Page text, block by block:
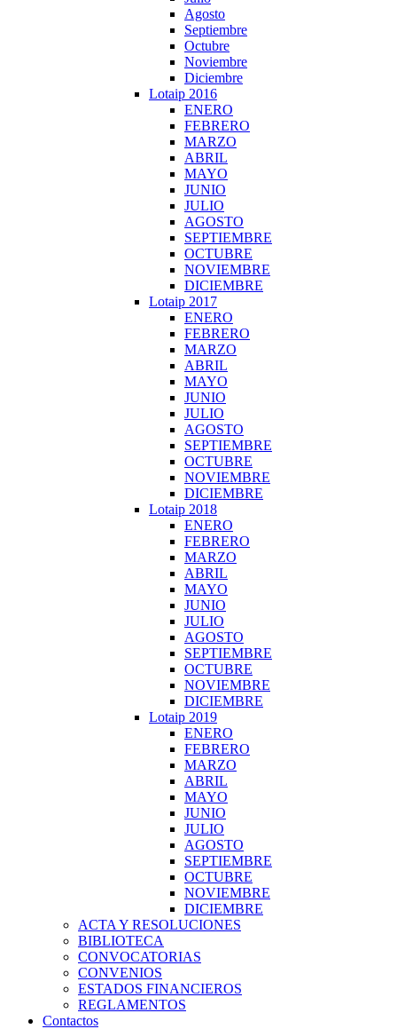
Agosto
Septiembre
Octubre
Noviembre
Diciembre
Lotaip 2016
ENERO
FEBRERO
MARZO
ABRIL
MAYO
JUNIO
JULIO
AGOSTO
SEPTIEMBRE
OCTUBRE
NOVIEMBRE
DICIEMBRE
Lotaip 2017
ENERO
FEBRERO
MARZO
ABRIL
MAYO
JUNIO
JULIO
AGOSTO
SEPTIEMBRE
OCTUBRE
NOVIEMBRE
DICIEMBRE
Lotaip 2018
ENERO
FEBRERO
MARZO
ABRIL
MAYO
JUNIO
JULIO
AGOSTO
SEPTIEMBRE
OCTUBRE
NOVIEMBRE
DICIEMBRE
Lotaip 2019
ENERO
FEBRERO
MARZO
ABRIL
MAYO
JUNIO
JULIO
AGOSTO
SEPTIEMBRE
OCTUBRE
NOVIEMBRE
DICIEMBRE
ACTA Y RESOLUCIONES
BIBLIOTECA
CONVOCATORIAS
CONVENIOS
ESTADOS FINANCIEROS
REGLAMENTOS
Contactos